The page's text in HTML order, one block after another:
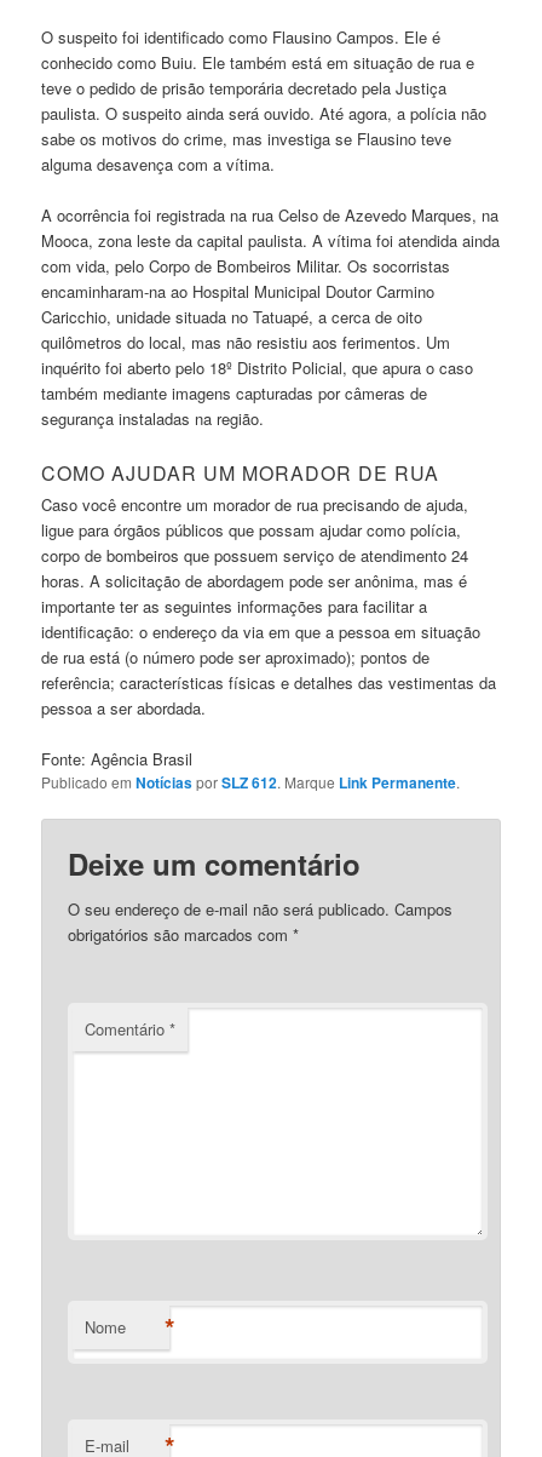
O suspeito foi identificado como Flausino Campos. Ele é
conhecido como Buiu. Ele também está em situação de rua e
teve o pedido de prisão temporária decretado pela Justiça
paulista. O suspeito ainda será ouvido. Até agora, a polícia não
sabe os motivos do crime, mas investiga se Flausino teve
alguma desavença com a vítima.
A ocorrência foi registrada na rua Celso de Azevedo Marques, na
Mooca, zona leste da capital paulista. A vítima foi atendida ainda
com vida, pelo Corpo de Bombeiros Militar. Os socorristas
encaminharam-na ao Hospital Municipal Doutor Carmino
Caricchio, unidade situada no Tatuapé, a cerca de oito
quilômetros do local, mas não resistiu aos ferimentos. Um
inquérito foi aberto pelo 18º Distrito Policial, que apura o caso
também mediante imagens capturadas por câmeras de
segurança instaladas na região.
COMO AJUDAR UM MORADOR DE RUA
Caso você encontre um morador de rua precisando de ajuda,
ligue para órgãos públicos que possam ajudar como polícia,
corpo de bombeiros que possuem serviço de atendimento 24
horas. A solicitação de abordagem pode ser anônima, mas é
importante ter as seguintes informações para facilitar a
identificação: o endereço da via em que a pessoa em situação
de rua está (o número pode ser aproximado); pontos de
referência; características físicas e detalhes das vestimentas da
pessoa a ser abordada.
Fonte: Agência Brasil
Publicado emNotíciasporSLZ 612. Marque Link Permanente.
Deixe um comentário
O seu endereço de e-mail não será publicado. Campos
obrigatórios são marcados com*
Comentário*
Nome *
E-mail *